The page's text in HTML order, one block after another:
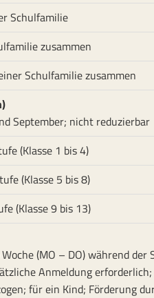
Schulfamilie
zusammen
Schulfamilie zusammen
September; nicht reduzierbar
(Klasse 1 bis 4)
(Klasse 5 bis 8)
(Klasse 9 bis 13)
(MO – DO) während der
Anmeldung
für ein Kind; Förderung